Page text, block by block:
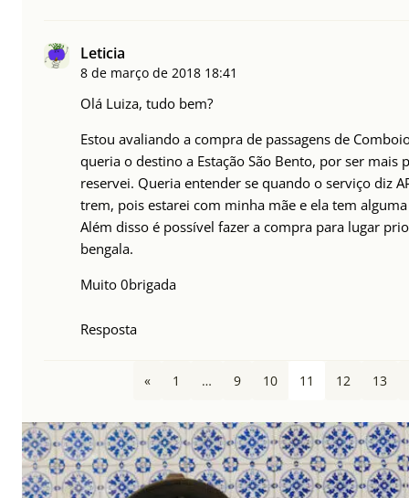
Leticia
8 de março de 2018 18:41
Olá Luiza, tudo bem?
Estou avaliando a compra de passagens de
queria o destino a Estação São Bento, por ser mais
reservei. Queria entender se quando o serviço diz
trem, pois estarei com minha mãe e ela tem
Além disso é possível fazer a compra para lugar
bengala.
Muito 0brigada
Resposta
« 1 … 9 10 11 12 13